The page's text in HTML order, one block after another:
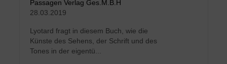
Passagen Verlag Ges.M.B.H
28.03.2019
Lyotard fragt in diesem Buch, wie die
Künste des Sehens, der Schrift und des
Tones in der eigentü...